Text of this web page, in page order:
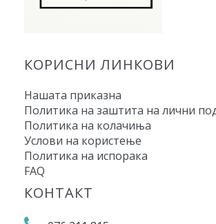
КОРИСНИ ЛИНКОВИ
Нашата приказна
Политика на заштита на лични
Политика на колачиња
Услови на користење
Политика на испорака
FAQ
КОНТАКТ